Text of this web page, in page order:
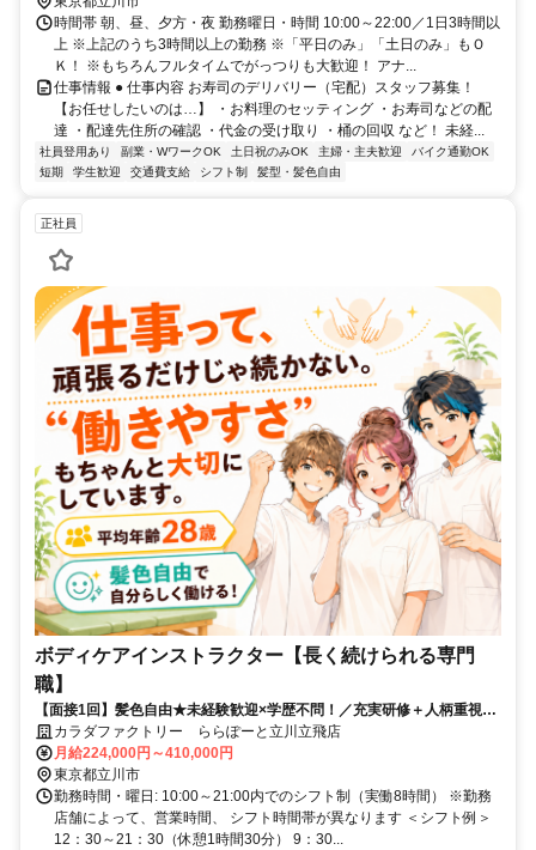
時間帯 朝、昼、夕方・夜 勤務曜日・時間 10:00～22:00／1日3時間以
上 ※上記のうち3時間以上の勤務 ※「平日のみ」「土日のみ」もＯ
Ｋ！ ※もちろんフルタイムでがっつりも大歓迎！ アナ...
仕事情報 ● 仕事内容 お寿司のデリバリー（宅配）スタッフ募集！
【お任せしたいのは…】 ・お料理のセッティング ・お寿司などの配
達 ・配達先住所の確認 ・代金の受け取り ・桶の回収 など！ 未経...
社員登用あり 副業・WワークOK 土日祝のみOK 主婦・主夫歓迎
バイク通勤OK
短期
学生歓迎 交通費支給 シフト制 髪型・髪色自由
正社員
ボディケアインストラクター【長く続けられる専門
職】
【面接1回】髪色自由★未経験歓迎×学歴不問！／充実研修＋人柄重視の
採用！
カラダファクトリー ららぽーと立川立飛店
月給224,000円～410,000円
東京都立川市
勤務時間・曜日: 10:00～21:00内でのシフト制（実働8時間） ※勤務
店舗によって、営業時間、 シフト時間帯が異なります ＜シフト例＞
12：30～21：30（休憩1時間30分） 9：30...